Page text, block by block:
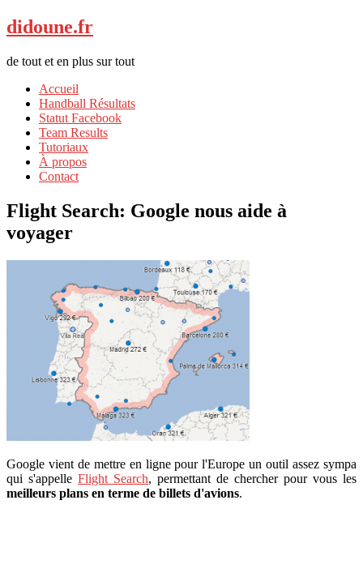
didoune.fr
de tout et en plus sur tout
Accueil
Handball Résultats
Statut Facebook
Team Results
Tutoriaux
À propos
Contact
Flight Search: Google nous aide à
voyager
Google vient de mettre en ligne pour l'Europe un outil assez sympa
qui s'appelle Flight Search, permettant de chercher pour vous les
meilleurs plans en terme de billets d'avions.